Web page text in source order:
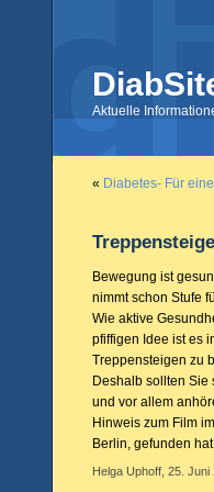
Aktuelle
« Diabetes- Für
Bewegung ist
nimmt schon Stufe
Wie aktive
pfiffigen Idee ist es
Treppensteigen zu
Deshalb sollten Sie
und vor allem
Hinweis zum Film im
Berlin, gefunden
Helga Uphoff, 25. Juni